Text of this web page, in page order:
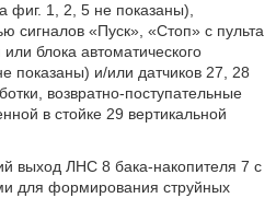
фиг. 1, 2, 5 не показаны),
«Пуск», «Стоп» с пульта
блока автоматического
показаны) и/или датчиков 27, 28
возвратно-поступательные
в стойке 29 вертикальной
выход ЛНС 8 бака-накопителя 7 с
для формирования струйных